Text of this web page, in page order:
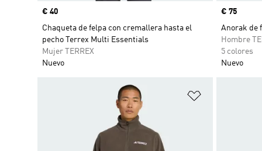
Precio
€ 40
Chaqueta de felpa con cremallera hasta el
pecho Terrex Multi Essentials
Mujer TERREX
Nuevo
Precio
€ 75
Anorak de
Hombre
5 colores
Nuevo
Añadir a la